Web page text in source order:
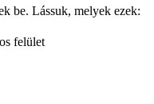
be. Lássuk, melyek ezek:
felület